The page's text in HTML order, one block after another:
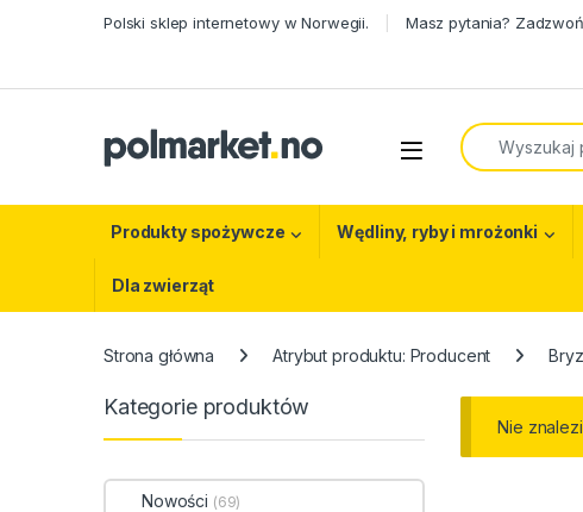
Polski sklep internetowy w Norwegii. Masz pytania?
Open
Search for:
Produkty spożywcze Wędliny, ryby i mrożonki
Dla zwierząt
Strona główna Atrybut produktu: Producent
Nie
Kategorie produktów
Nowości (69)